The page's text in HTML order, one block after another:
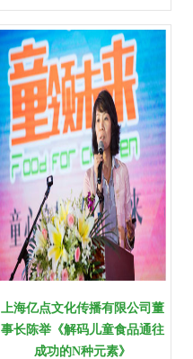
上海亿点文化传播有限公司董
事长陈举《解码儿童食品通往
成功的N种元素》